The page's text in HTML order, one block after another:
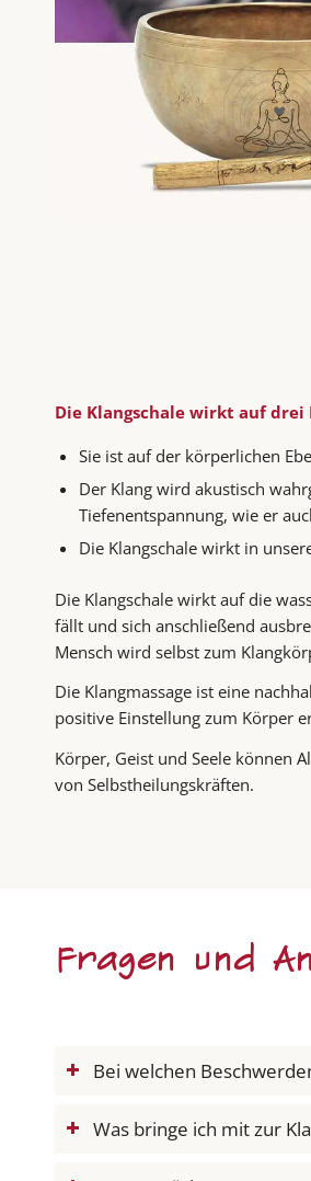
Die Klangschale wirkt auf drei
Sie ist auf der körperlichen
Der Klang wird akustisch
Tiefenentspannung, wie er
Die Klangschale wirkt in
Die Klangschale wirkt auf die
fällt und sich anschließend
Mensch wird selbst zum
Die Klangmassage ist eine
positive Einstellung zum Körper
Körper, Geist und Seele können
von Selbstheilungskräften.
Fragen und
Bei welchen
Was bringe ich mit zur